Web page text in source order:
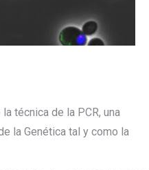
técnica de la PCR, una
la Genética tal y como la